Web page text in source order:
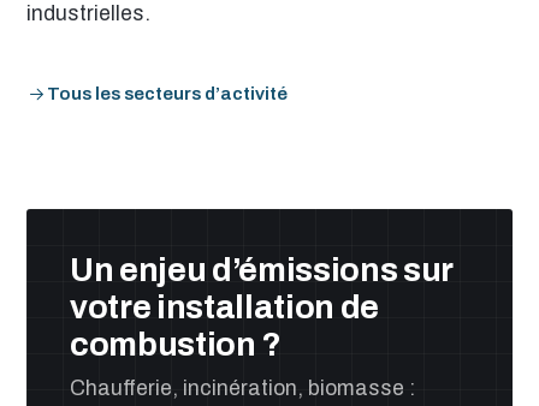
industrielles.
Tous les secteurs d’activité
Un enjeu d’émissions sur
votre installation de
combustion ?
Chaufferie, incinération, biomasse :